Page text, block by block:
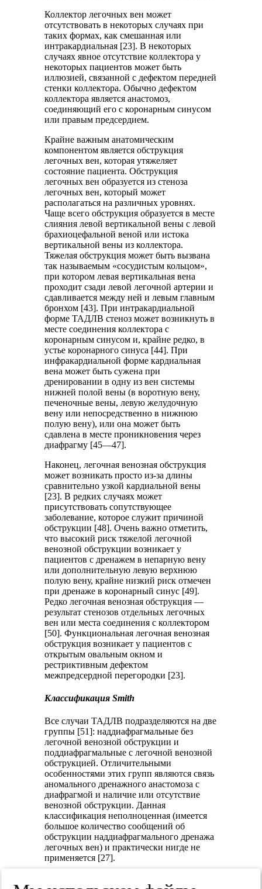
Коллектор легочных вен может
отсутствовать в некоторых случаях при
таких формах, как смешанная или
интракардиальная [23]. В некоторых
случаях явное отсутствие коллектора у
некоторых пациентов может быть
иллюзией, связанной с дефектом передней
стенки коллектора. Обычно дефектом
коллектора является анастомоз,
соединяющий его с коронарным синусом
или правым предсердием.
Крайне важным анатомическим
компонентом является обструкция
легочных вен, которая утяжеляет
состояние пациента. Обструкция
легочных вен образуется из стеноза
легочных вен, который может
располагаться на различных уровнях.
Чаще всего обструкция образуется в месте
слияния левой вертикальной вены с левой
брахиоцефальной веной или истока
вертикальной вены из коллектора.
Тяжелая обструкция может быть вызвана
так называемым «сосудистым кольцом»,
при котором левая вертикальная вена
проходит сзади левой легочной артерии и
сдавливается между ней и левым главным
бронхом [43]. При интракардиальной
форме ТАДЛВ стеноз может возникнуть в
месте соединения коллектора с
коронарным синусом и, крайне редко, в
устье коронарного синуса [44]. При
инфракардиальной форме кардиальная
вена может быть сужена при
дренировании в одну из вен системы
нижней полой вены (в воротную вену,
печеночные вены, левую желудочную
вену или непосредственно в нижнюю
полую вену), или она может быть
сдавлена в месте проникновения через
диафрагму [45—47].
Наконец, легочная венозная обструкция
может возникать просто из-за длины
сравнительно узкой кардиальной вены
[23]. В редких случаях может
присутствовать сопутствующее
заболевание, которое служит причиной
обструкции [48]. Очень важно отметить,
что высокий риск тяжелой легочной
венозной обструкции возникает у
пациентов с дренажем в непарную вену
или дополнительную левую верхнюю
полую вену, крайне низкий риск отмечен
при дренаже в коронарный синус [49].
Редко легочная венозная обструкция —
результат стенозов отдельных легочных
вен или места соединения с коллектором
[50]. Функциональная легочная венозная
обструкция возникает у пациентов с
открытым овальным окном и
рестриктивным дефектом
межпредсердной перегородки [23].
Классификация Smith
Все случаи ТАДЛВ подразделяются на две
группы [51]: наддиафрагмальные без
легочной венозной обструкции и
поддиафрагмальные с легочной венозной
обструкцией. Отличительными
особенностями этих групп являются связь
аномального дренажного анастомоза с
диафрагмой и наличие или отсутствие
венозной обструкции. Данная
классификация неполноценная (имеется
большое количество сообщений об
обструкции наддиафрагмального дренажа
легочных вен) и практически нигде не
применяется [27].